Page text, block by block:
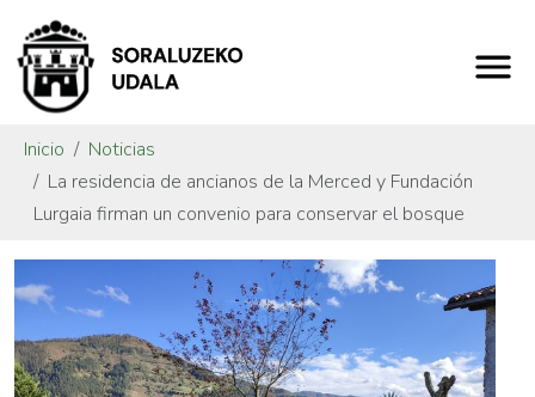
Inicio
Noticias
La residencia de ancianos de la Merced y Fundación
Lurgaia firman un convenio para conservar el bosque